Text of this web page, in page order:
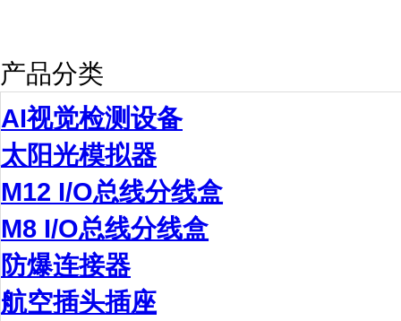
产品分类
AI视觉检测设备
太阳光模拟器
M12 I/O总线分线盒
M8 I/O总线分线盒
防爆连接器
航空插头插座